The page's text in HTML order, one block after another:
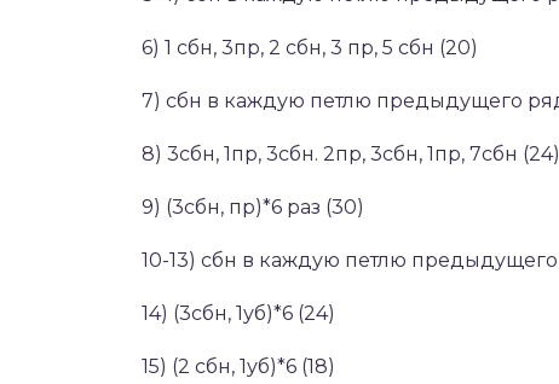
6) 1 сбн, 3пр, 2 сбн, 3 пр, 5 сбн (20)
7) сбн в каждую петлю предыдущего
8) 3сбн, 1пр, 3сбн. 2пр, 3сбн, 1пр, 7сбн (24)
9) (3сбн, пр)*6 раз (30)
10-13) сбн в каждую петлю
14) (3сбн, 1уб)*6 (24)
15) (2 сбн, 1уб)*6 (18)